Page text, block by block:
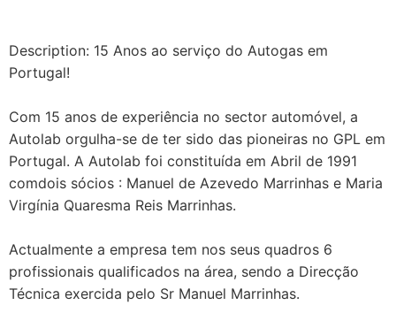
Description: 15 Anos ao serviço do Autogas em
Portugal!
Com 15 anos de experiência no sector automóvel, a
Autolab orgulha-se de ter sido das pioneiras no GPL em
Portugal. A Autolab foi constituída em Abril de 1991
comdois sócios : Manuel de Azevedo Marrinhas e Maria
Virgínia Quaresma Reis Marrinhas.
Actualmente a empresa tem nos seus quadros 6
profissionais qualificados na área, sendo a Direcção
Técnica exercida pelo Sr Manuel Marrinhas.